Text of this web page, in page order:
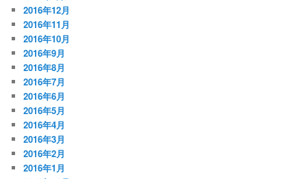
2016年12月
2016年11月
2016年10月
2016年9月
2016年8月
2016年7月
2016年6月
2016年5月
2016年4月
2016年3月
2016年2月
2016年1月